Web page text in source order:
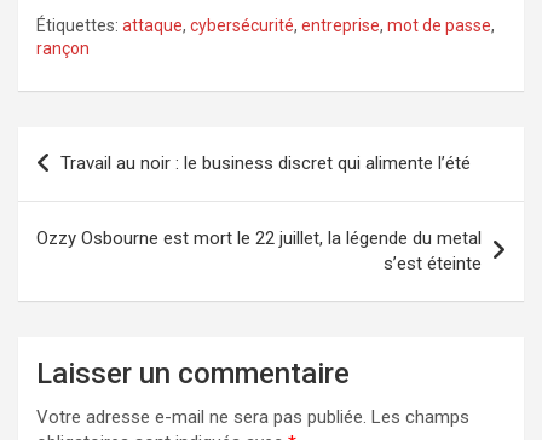
Étiquettes: attaque, cybersécurité, entreprise, mot de passe,
rançon
Navigation
de
l’article
Travail au noir : le business discret qui alimente l’été
Ozzy Osbourne est mort le 22 juillet, la légende du metal
s’est éteinte
Laisser un commentaire
Votre adresse e-mail ne sera pas publiée. Les champs